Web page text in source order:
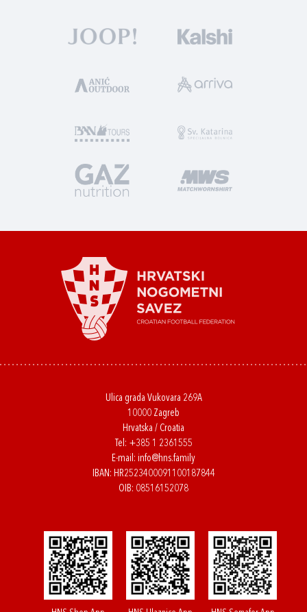
Ulica grada Vukovara 269A
10000 Zagreb
Hrvatska / Croatia
Tel: +385 1 2361555
E-mail: info@hns.family
IBAN: HR2523400091100187844
OIB: 08516152078